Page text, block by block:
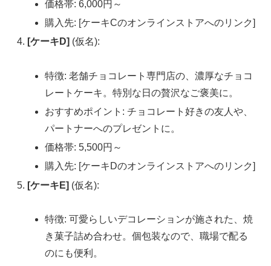
価格帯: 6,000円～
購入先: [ケーキCのオンラインストアへのリンク]
[ケーキD] (仮名):
特徴: 老舗チョコレート専門店の、濃厚なチョコ
レートケーキ。特別な日の贅沢なご褒美に。
おすすめポイント: チョコレート好きの友人や、
パートナーへのプレゼントに。
価格帯: 5,500円～
購入先: [ケーキDのオンラインストアへのリンク]
[ケーキE] (仮名):
特徴: 可愛らしいデコレーションが施された、焼
き菓子詰め合わせ。個包装なので、職場で配る
のにも便利。